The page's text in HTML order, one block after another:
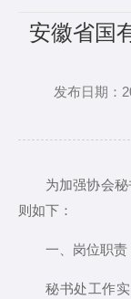
安徽省国
发布日期：
为加强协会
则如下：
一、岗位职责
秘书处工作